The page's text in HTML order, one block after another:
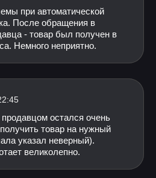
при автоматической
После обращения в
- товар был получен в
Немного неприятно.
остался очень
товар на нужный
указал неверный).
великолепно.